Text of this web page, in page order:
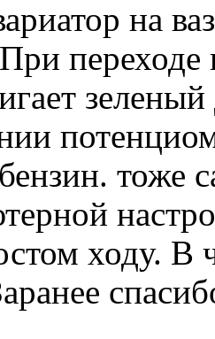
на
переходе
тоже
ходу.